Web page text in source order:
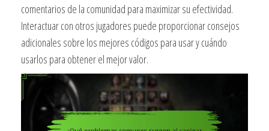
comentarios de la comunidad para maximizar su efectividad.
Interactuar con otros jugadores puede proporcionar consejos
adicionales sobre los mejores códigos para usar y cuándo
usarlos para obtener el mejor valor.